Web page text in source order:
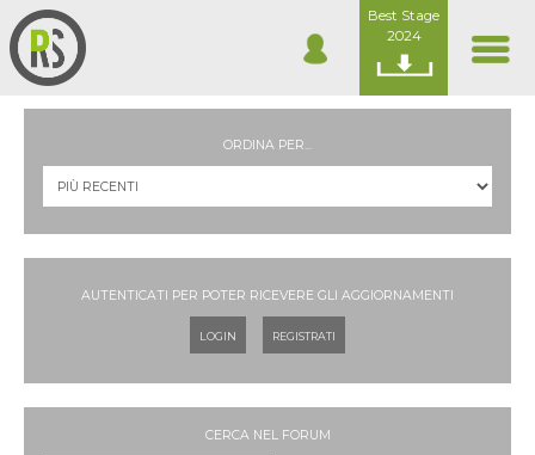
Best Stage
2024
ORDINA PER...
AUTENTICATI PER POTER RICEVERE GLI AGGIORNAMENTI
LOGIN REGISTRATI
CERCA NEL FORUM